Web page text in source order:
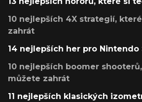
10 nejlepších 4X strategií,
zahrát
14 nejlepších her pro Nintendo
10 nejlepších boomer
můžete zahrát
11 nejlepších klasických